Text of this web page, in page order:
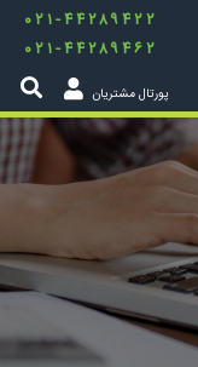
۰۲۱-۴۴۲۸۹۴۲۲
۰۲۱-۴۴۲۸۹۴۶۲
پورتال مشتریان